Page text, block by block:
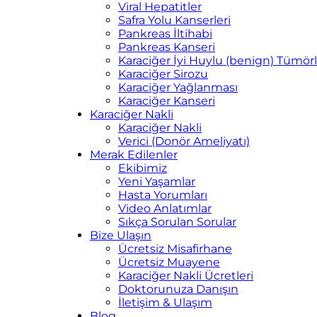
Viral Hepatitler
Safra Yolu Kanserleri
Pankreas İltihabi
Pankreas Kanseri
Karaciğer İyi Huylu (benign)
Karaciğer Sirozu
Karaciğer Yağlanması
Karaciğer Kanseri
Karaciğer Nakli
Karaciğer Nakli
Verici (Donör Ameliyatı)
Merak Edilenler
Ekibimiz
Yeni Yaşamlar
Hasta Yorumları
Video Anlatımlar
Sıkça Sorulan Sorular
Bize Ulaşın
Ücretsiz Misafirhane
Ücretsiz Muayene
Karaciğer Nakli Ücretleri
Doktorunuza Danışın
İletişim & Ulaşım